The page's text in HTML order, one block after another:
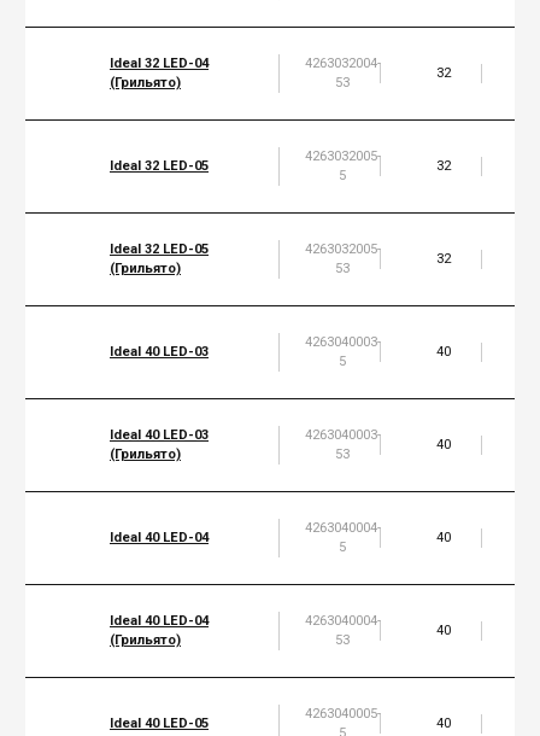
Ideal 32 LED-04
(Грильято)
4263032004-
53
32
Ideal 32 LED-05
4263032005-
5
32
Ideal 32 LED-05
(Грильято)
4263032005-
53
32
Ideal 40 LED-03
4263040003-
5
40
Ideal 40 LED-03
(Грильято)
4263040003-
53
40
Ideal 40 LED-04
4263040004-
5
40
Ideal 40 LED-04
(Грильято)
4263040004-
53
40
Ideal 40 LED-05
4263040005-
40